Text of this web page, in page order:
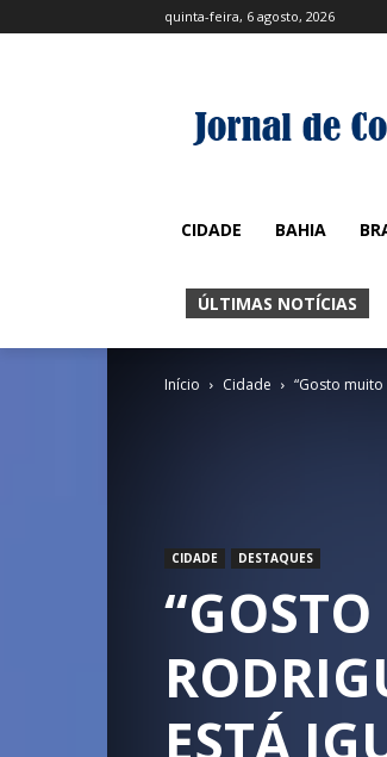
quinta-feira, 6 agosto, 2026
CIDADE BAHIA
ÚLTIMAS NOTÍCIAS
Início Cidade “Gosto
CIDADE DESTAQUES
ESTÁ